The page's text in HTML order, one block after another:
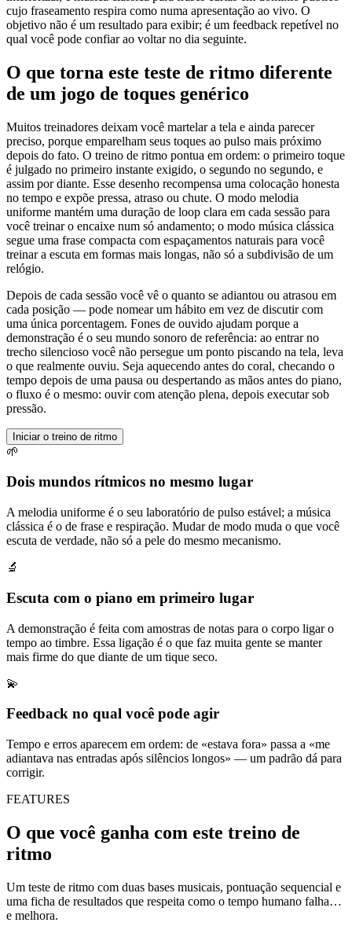
cujo fraseamento respira como numa apresentação ao vivo. O
objetivo não é um resultado para exibir; é um feedback repetível no
qual você pode confiar ao voltar no dia seguinte.
O que torna este teste de ritmo diferente
de um jogo de toques genérico
Muitos treinadores deixam você martelar a tela e ainda parecer
preciso, porque emparelham seus toques ao pulso mais próximo
depois do fato. O treino de ritmo pontua em ordem: o primeiro toque
é julgado no primeiro instante exigido, o segundo no segundo, e
assim por diante. Esse desenho recompensa uma colocação honesta
no tempo e expõe pressa, atraso ou chute. O modo melodia
uniforme mantém uma duração de loop clara em cada sessão para
você treinar o encaixe num só andamento; o modo música clássica
segue uma frase compacta com espaçamentos naturais para você
treinar a escuta em formas mais longas, não só a subdivisão de um
relógio.
Depois de cada sessão você vê o quanto se adiantou ou atrasou em
cada posição — pode nomear um hábito em vez de discutir com
uma única porcentagem. Fones de ouvido ajudam porque a
demonstração é o seu mundo sonoro de referência: ao entrar no
trecho silencioso você não persegue um ponto piscando na tela, leva
o que realmente ouviu. Seja aquecendo antes do coral, checando o
tempo depois de uma pausa ou despertando as mãos antes do piano,
o fluxo é o mesmo: ouvir com atenção plena, depois executar sob
pressão.
Iniciar o treino de ritmo
🌱
Dois mundos rítmicos no mesmo lugar
A melodia uniforme é o seu laboratório de pulso estável; a música
clássica é o de frase e respiração. Mudar de modo muda o que você
escuta de verdade, não só a pele do mesmo mecanismo.
🔬
Escuta com o piano em primeiro lugar
A demonstração é feita com amostras de notas para o corpo ligar o
tempo ao timbre. Essa ligação é o que faz muita gente se manter
mais firme do que diante de um tique seco.
💫
Feedback no qual você pode agir
Tempo e erros aparecem em ordem: de «estava fora» passa a «me
adiantava nas entradas após silêncios longos» — um padrão dá para
corrigir.
FEATURES
O que você ganha com este treino de
ritmo
Um teste de ritmo com duas bases musicais, pontuação sequencial e
uma ficha de resultados que respeita como o tempo humano falha…
e melhora.